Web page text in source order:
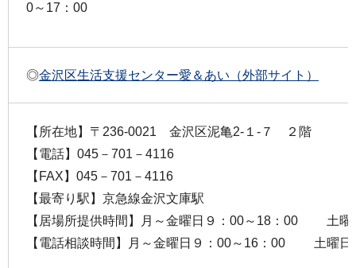
0～17：00
◎金沢区生活支援センター愛＆あい（外部サイト）
【所在地】〒236-0021 金沢区泥亀2-１-７ ２階
【電話】045－701－4116
【FAX】045－701－4116
【最寄り駅】京急線金沢文庫駅
【居場所提供時間】月～金曜日９：00～18：00 土曜
【電話相談時間】月～金曜日９：00～16：00 土曜日